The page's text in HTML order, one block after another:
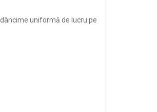
uniformă de lucru pe